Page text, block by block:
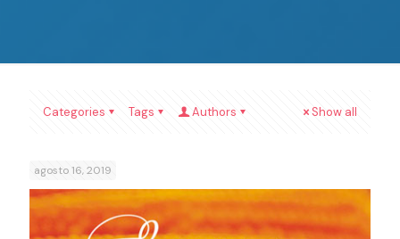
Categories Tags Authors Show all
agosto 16, 2019